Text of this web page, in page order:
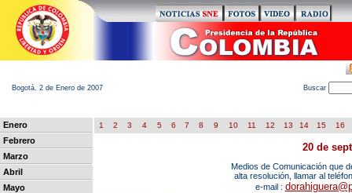
Bogotá. 2 de Enero de 2007 Buscar
Enero
Febrero
Marzo
Abril
Mayo
1 2 3 4 5 6 7 8 9 10 11 12 13 14 15 16
20 de
Medios de Comunicación que
alta resolución, llamar al
e-mail :